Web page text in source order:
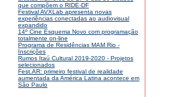
que compõem o RIDE-DF
Festival AVXLab apresenta novas
experiências conectadas ao audiovisual
expandido
14º Cine Esquema Novo com programação
totalmente on-line
Programa de Residências MAM Rio -
Inscrições
Rumos Itaú Cultural 2019-2020 - Projetos
selecionados
Fest.AR: primeiro festival de realidade
aumentada da América Latina acontece em
São Paulo